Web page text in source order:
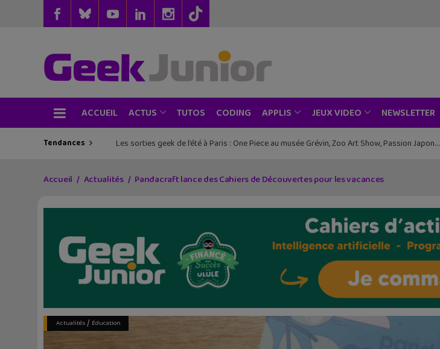
ACCUEIL ACTUS TUTOS CODING APPLIS JEUX VIDEO NEWSLETTER
Tendances Les sorties geek de l’été à Paris : One Piece au musée Grévin, Zoo Art Show, Passion Japon…
Accueil Actualités Pandacraft lance des Cahiers de Découvertes pour les vacances
Actualités/ Éducation